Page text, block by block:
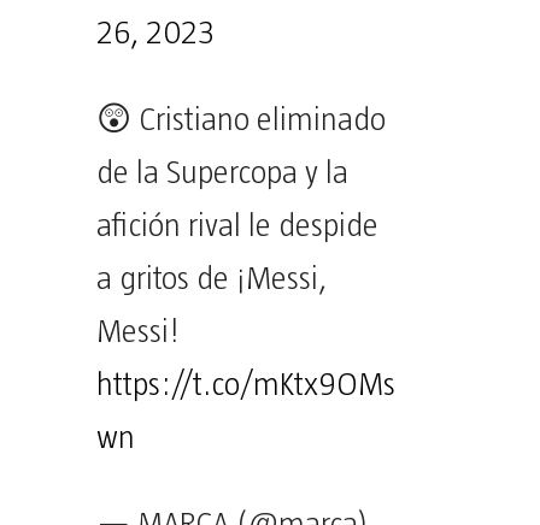
26, 2023
😲 Cristiano eliminado
de la Supercopa y la
afición rival le despide
a gritos de ¡Messi,
Messi!
https://t.co/mKtx9OMs
wn